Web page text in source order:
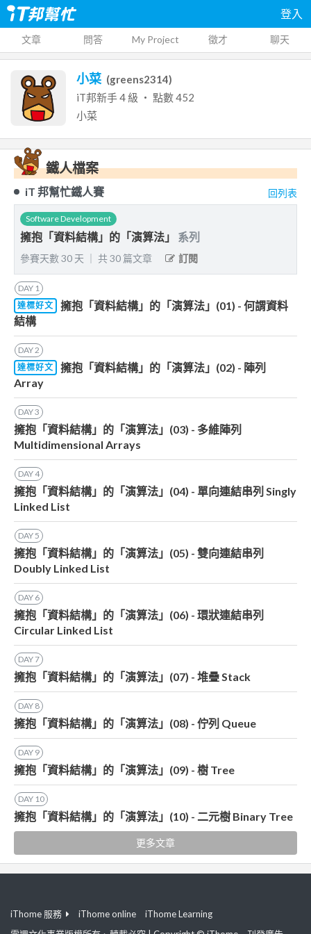
登入
文章 問答 My Project 徵才 聊天
小菜 (greens2314)
iT邦新手4 級 ‧ 點數452
小菜
鐵人檔案
iT 邦幫忙鐵人賽 回列表
Software Development
擁抱「資料結構」的「演算法」 系列
參賽天數30 天 共30 篇文章 訂閱
DAY 1
達標好文
擁抱「資料結構」的「演算法」(01) - 何謂資料
結構
DAY2
達標好文
擁抱「資料結構」的「演算法」(02) - 陣列
Array
DAY3
擁抱「資料結構」的「演算法」(03) - 多維陣列
Multidimensional Arrays
DAY4
擁抱「資料結構」的「演算法」(04) - 單向連結串列 Singly
Linked List
DAY5
擁抱「資料結構」的「演算法」(05) - 雙向連結串列
Doubly Linked List
DAY 6
擁抱「資料結構」的「演算法」(06) - 環狀連結串列
Circular Linked List
DAY7
擁抱「資料結構」的「演算法」(07) - 堆疊 Stack
DAY 8
擁抱「資料結構」的「演算法」(08) - 佇列 Queue
DAY 9
擁抱「資料結構」的「演算法」(09) - 樹 Tree
DAY 10
擁抱「資料結構」的「演算法」(10) - 二元樹 Binary Tree
更多文章
iThome 服務 iThome online
iThome Learning